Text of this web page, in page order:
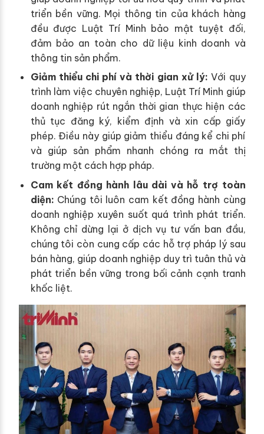
triển bền vững. Mọi thông tin của khách hàng
đều được Luật Trí Minh bảo mật tuyệt đối,
đảm bảo an toàn cho dữ liệu kinh doanh và
thông tin sản phẩm.
Giảm thiểu chi phí và thời gian xử lý: Với quy
trình làm việc chuyên nghiệp, Luật Trí Minh giúp
doanh nghiệp rút ngắn thời gian thực hiện các
thủ tục đăng ký, kiểm định và xin cấp giấy
phép. Điều này giúp giảm thiểu đáng kể chi phí
và giúp sản phẩm nhanh chóng ra mắt thị
trường một cách hợp pháp.
Cam kết đồng hành lâu dài và hỗ trợ toàn
diện: Chúng tôi luôn cam kết đồng hành cùng
doanh nghiệp xuyên suốt quá trình phát triển.
Không chỉ dừng lại ở dịch vụ tư vấn ban đầu,
chúng tôi còn cung cấp các hỗ trợ pháp lý sau
bán hàng, giúp doanh nghiệp duy trì tuân thủ và
phát triển bền vững trong bối cảnh cạnh tranh
khốc liệt.